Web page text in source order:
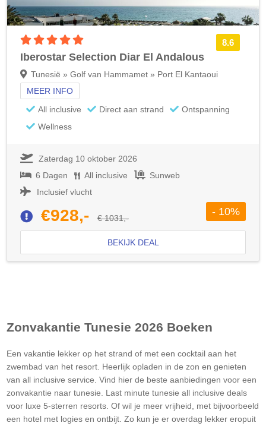
8.6
Iberostar Selection Diar El Andalous
Tunesië » Golf van Hammamet » Port El Kantaoui
MEER INFO
All inclusive
Direct aan strand
Ontspanning
Wellness
Zaterdag 10 oktober 2026
6 Dagen
All inclusive
Sunweb
Inclusief vlucht
€928,- € 1031,-
- 10%
BEKIJK DEAL
Zonvakantie Tunesie 2026 Boeken
Een vakantie lekker op het strand of met een cocktail aan het
zwembad van het resort. Heerlijk opladen in de zon en genieten
van all inclusive service. Vind hier de beste aanbiedingen voor een
zonvakantie naar tunesie. Last minute tunesie all inclusive deals
voor luxe 5-sterren resorts. Of wil je meer vrijheid, met bijvoorbeeld
een hotel met logies en ontbijt. Zo kun je er overdag lekker eropuit